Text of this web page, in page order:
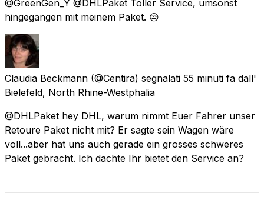
@GreenGen_Y @DHLPaket Toller Service, umsonst
hingegangen mit meinem Paket. 😒
Claudia Beckmann (@Centira) segnalati 55 minuti fa dall'
Bielefeld, North Rhine-Westphalia
@DHLPaket hey DHL, warum nimmt Euer Fahrer unser
Retoure Paket nicht mit? Er sagte sein Wagen wäre
voll...aber hat uns auch gerade ein grosses schweres
Paket gebracht. Ich dachte Ihr bietet den Service an?